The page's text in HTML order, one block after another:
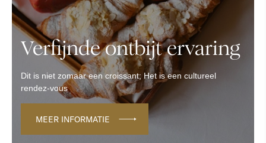
Verfijnde ontbijt ervaring
Dit is niet zomaar een croissant; Het is een cultureel
rendez-vous
MEER INFORMATIE